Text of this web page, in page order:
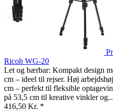
Ricoh WG-20
Let og bærbar: Kompakt design
cm – ideel til rejser. Høj
cm – perfekt til fleksible
på 53,5 cm til kreative vinkler og...
416,50 Kr. *